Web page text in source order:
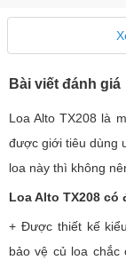
Bài viết đánh giá
Loa Alto TX208 là
được giới tiêu dùng
loa này thì không
Loa Alto TX208 có
+ Được thiết kế
bảo vệ củ loa